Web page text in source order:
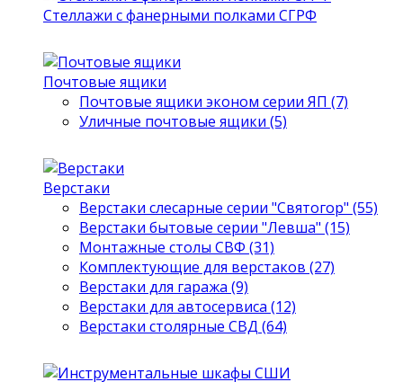
Стеллажи с фанерными полками СГРФ
Почтовые ящики
Почтовые ящики эконом серии ЯП (7)
Уличные почтовые ящики (5)
Верстаки
Верстаки слесарные серии "Святогор" (55)
Верстаки бытовые серии "Левша" (15)
Монтажные столы СВФ (31)
Комплектующие для верстаков (27)
Верстаки для гаража (9)
Верстаки для автосервиса (12)
Верстаки столярные СВД (64)